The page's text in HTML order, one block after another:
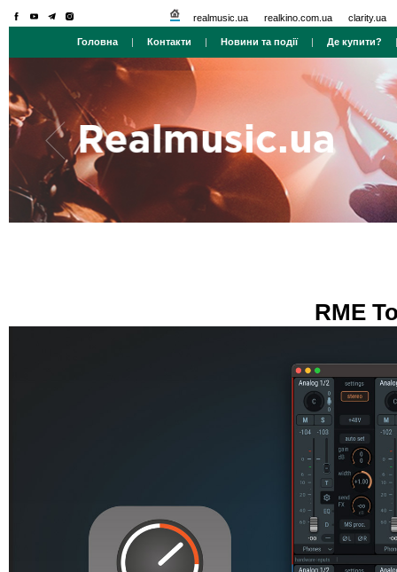
realmusic.ua realkino.com.ua clarity.ua
Головна | Контакти | Новини та події| Де купити?
RME